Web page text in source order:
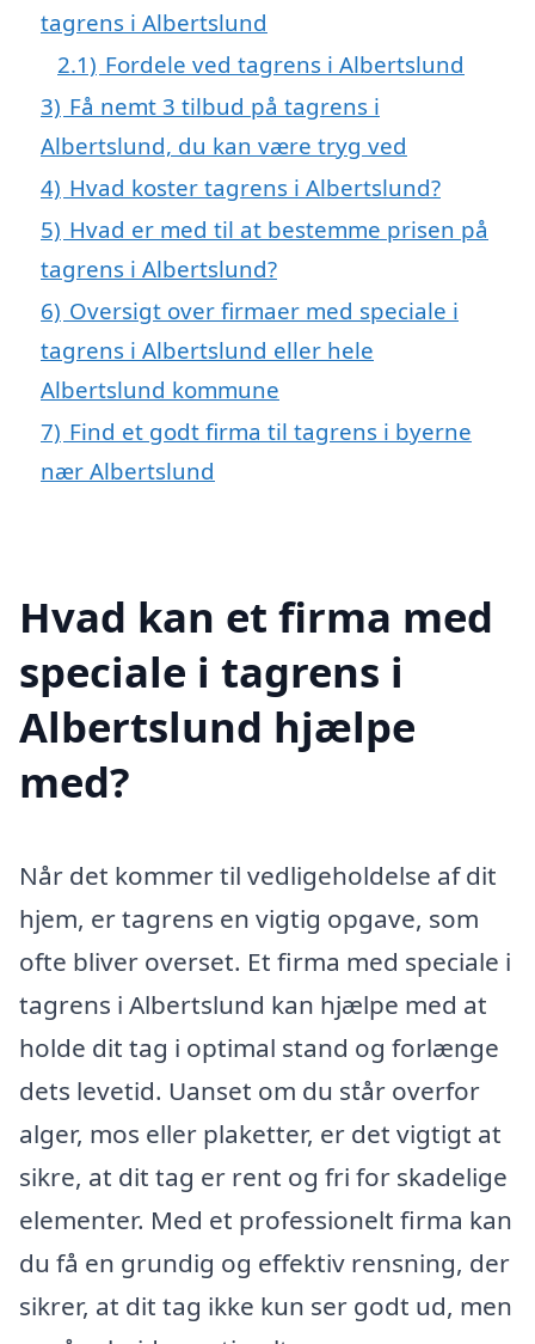
tagrens i Albertslund
2.1) Fordele ved tagrens i Albertslund
3) Få nemt 3 tilbud på tagrens i
Albertslund, du kan være tryg ved
4) Hvad koster tagrens i Albertslund?
5) Hvad er med til at bestemme prisen på
tagrens i Albertslund?
6) Oversigt over firmaer med speciale i
tagrens i Albertslund eller hele
Albertslund kommune
7) Find et godt firma til tagrens i byerne
nær Albertslund
Hvad kan et firma med
speciale i tagrens i
Albertslund hjælpe
med?
Når det kommer til vedligeholdelse af dit
hjem, er tagrens en vigtig opgave, som
ofte bliver overset. Et firma med speciale i
tagrens i Albertslund kan hjælpe med at
holde dit tag i optimal stand og forlænge
dets levetid. Uanset om du står overfor
alger, mos eller plaketter, er det vigtigt at
sikre, at dit tag er rent og fri for skadelige
elementer. Med et professionelt firma kan
du få en grundig og effektiv rensning, der
sikrer, at dit tag ikke kun ser godt ud, men